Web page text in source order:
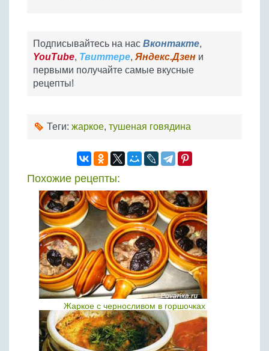
Подписывайтесь на нас Вконтакте,
YouTube, Твиттере, Яндекс.Дзен и
первыми получайте самые вкусные
рецепты!
Теги: жаркое, тушеная говядина
Похожие рецепты:
Жаркое с черносливом в горшочках